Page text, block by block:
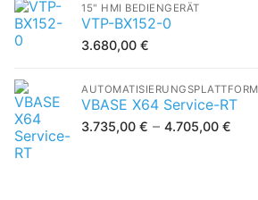
15" HMI BEDIENGERÄT
VTP-BX152-0
3.680,00 €
AUTOMATISIERUNGSPLATTFORM
VBASE X64 Service-RT
3.735,00 € – 4.705,00 €